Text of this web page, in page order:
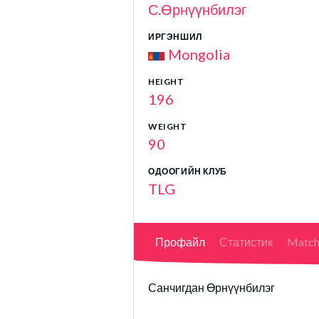
С.Өрнүүнбилэг
ИРГЭНШИЛ
Mongolia
HEIGHT
196
WEIGHT
90
ОДООГИЙН КЛУБ
TLG
Профайл Статистик
Санчигдан Өрнүүнбилэг